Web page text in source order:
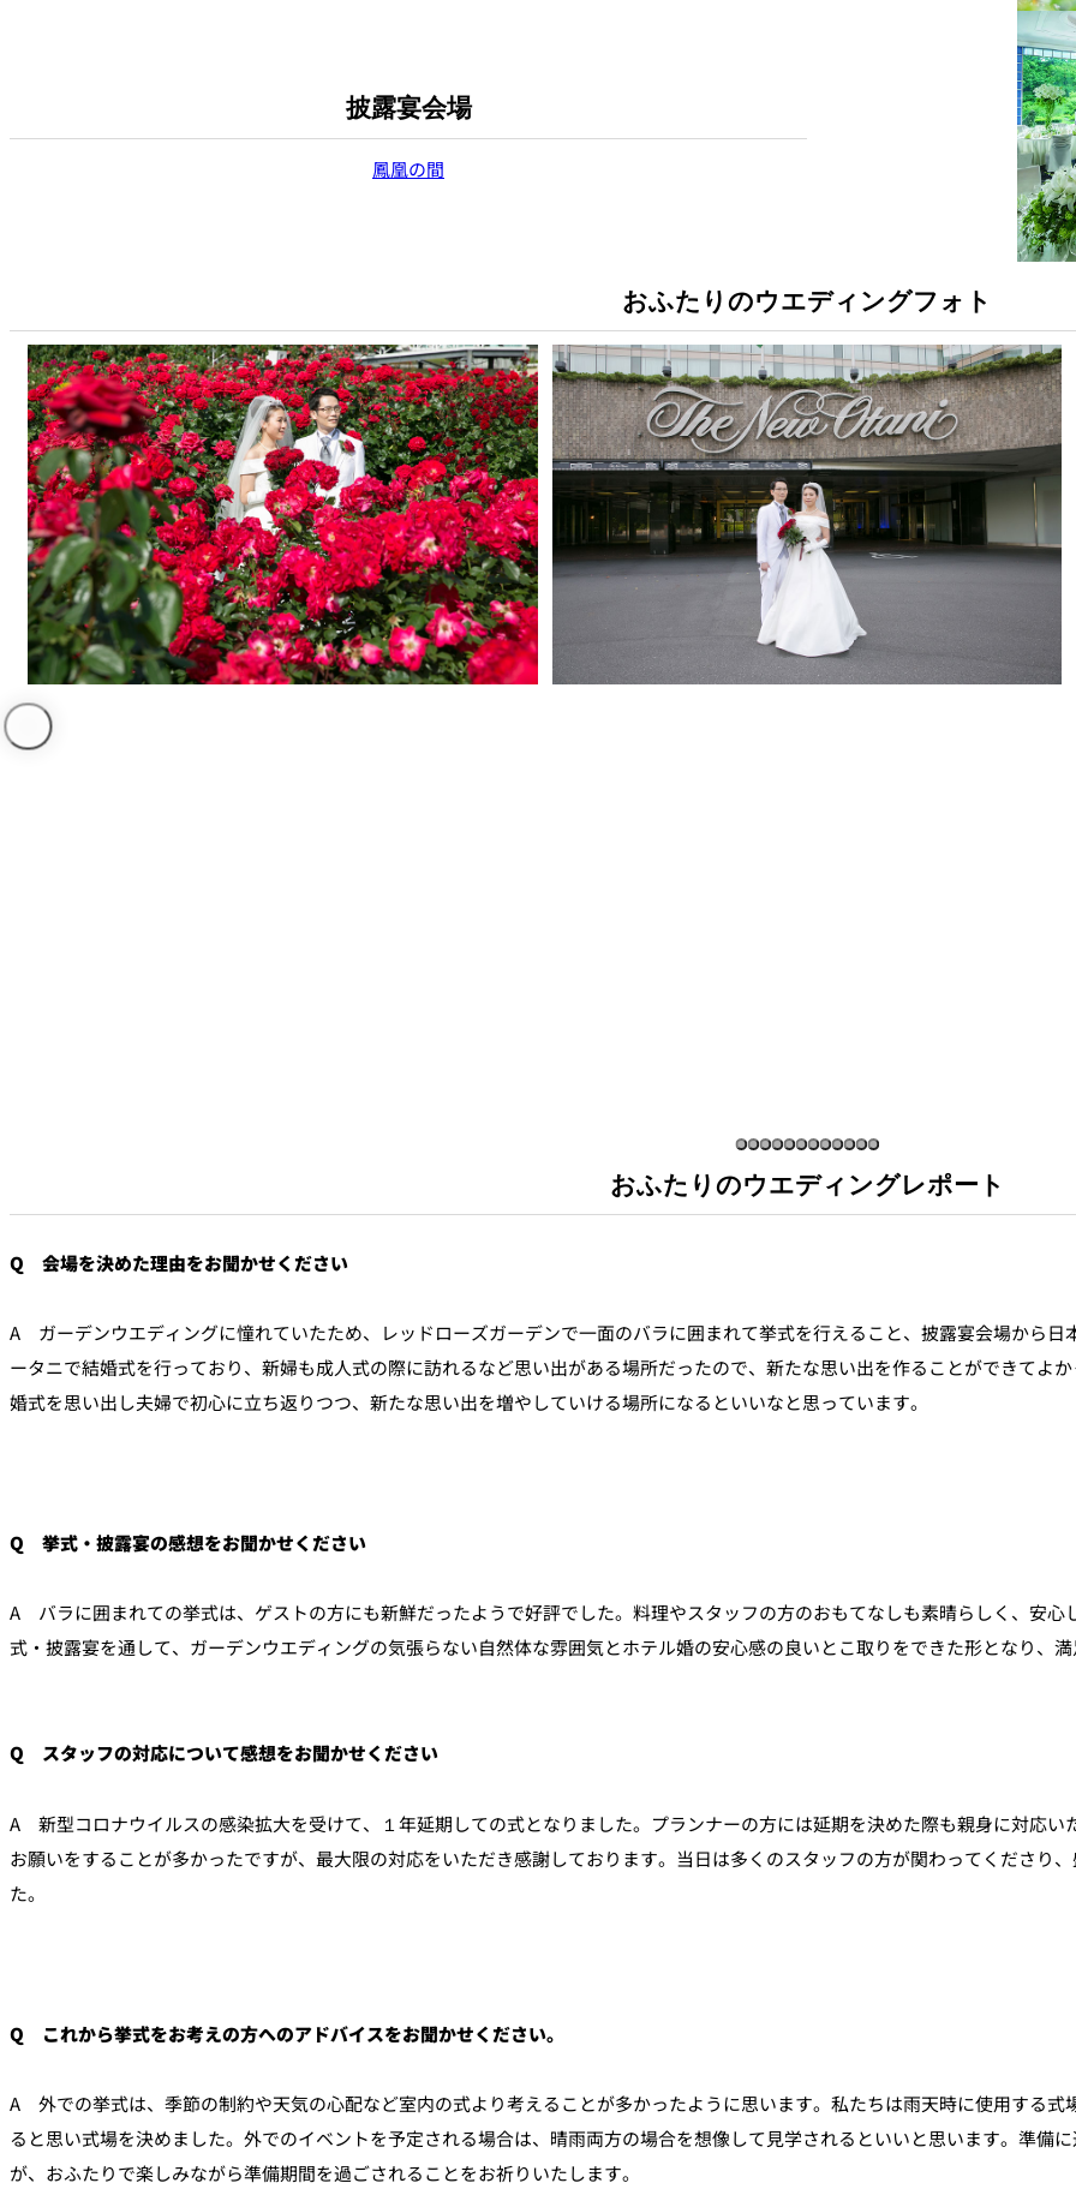
披露宴会場
鳳凰の間
おふたりのウエディングフォト
おふたりのウエディングレポート
Q 会場を決めた理由をお聞かせください
A ガーデンウエディングに憧れていたため、レッドローズガーデンで一面のバラに囲まれて挙式を行えること、披露宴会場から
ータニで結婚式を行っており、新婦も成人式の際に訪れるなど思い出がある場所だったので、新たな思い出を作ることができてよ
婚式を思い出し夫婦で初心に立ち返りつつ、新たな思い出を増やしていける場所になるといいなと思っています。
Q 挙式・披露宴の感想をお聞かせください
A バラに囲まれての挙式は、ゲストの方にも新鮮だったようで好評でした。料理やスタッフの方のおもてなしも素晴らしく、安
式・披露宴を通して、ガーデンウエディングの気張らない自然体な雰囲気とホテル婚の安心感の良いとこ取りをできた形となり、
Q スタッフの対応について感想をお聞かせください
A 新型コロナウイルスの感染拡大を受けて、１年延期しての式となりました。プランナーの方には延期を決めた際も親身に対応
お願いをすることが多かったですが、最大限の対応をいただき感謝しております。当日は多くのスタッフの方が関わってくださり
た。
Q これから挙式をお考えの方へのアドバイスをお聞かせください。
A 外での挙式は、季節の制約や天気の心配など室内の式より考えることが多かったように思います。私たちは雨天時に使用する
ると思い式場を決めました。外でのイベントを予定される場合は、晴雨両方の場合を想像して見学されるといいと思います。準備
が、おふたりで楽しみながら準備期間を過ごされることをお祈りいたします。